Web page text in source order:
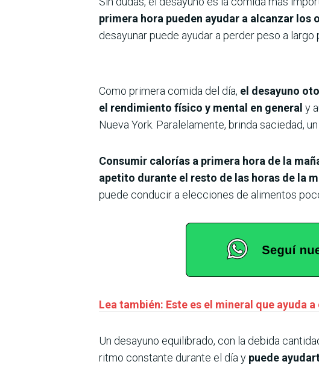
primera hora pueden ayudar a alcanzar
desayunar puede ayudar a perder peso a largo
Como primera comida del día, el desayuno
el rendimiento físico y mental en general y
Nueva York. Paralelamente, brinda saciedad,
Consumir calorías a primera hora de la
apetito durante el resto de las horas de la
puede conducir a elecciones de alimentos
Lea también: Este es el mineral que ayuda
Un desayuno equilibrado, con la debida
ritmo constante durante el día y puede